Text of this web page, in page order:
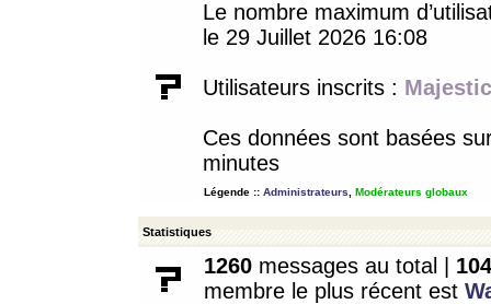
Le nombre maximum
le 29 Juillet 2026 16:08
Utilisateurs inscrits :
Ces données sont basées
minutes
Légende :: Administrateurs Modérateurs globaux
Statistiques
1260 messages au total | 104
membre le plus récent est